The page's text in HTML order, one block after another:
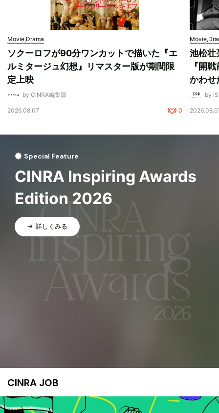
Movie,Drama
ソクーロフが90分ワンカットで描いた『エ
ルミタージュ幻想』リマスター版が期間限
定上映
by CINRA編集部
2026.08.07 0
池松壮
『開
かわせ
by
Special Feature
CINRA Inspiring Awards
Edition 2026
詳しくみる
CINRA JOB